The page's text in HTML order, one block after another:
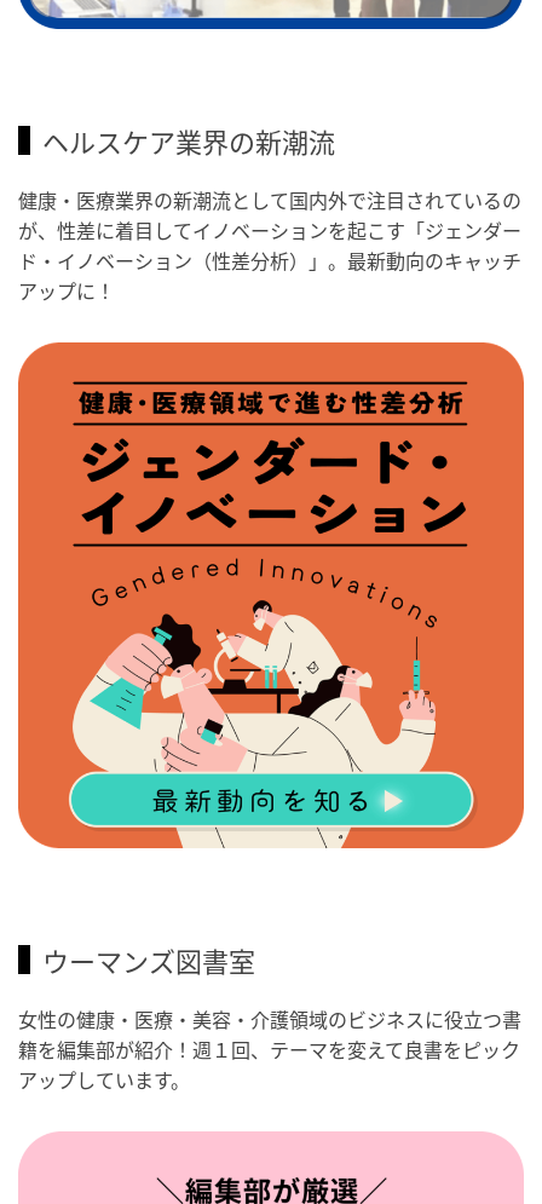
ヘルスケア業界の新潮流
健康・医療業界の新潮流として国内外で注目されているの
が、性差に着目してイノベーションを起こす「ジェンダー
ド・イノベーション（性差分析）」。最新動向のキャッチ
アップに！
ウーマンズ図書室
女性の健康・医療・美容・介護領域のビジネスに役立つ書
籍を編集部が紹介！週１回、テーマを変えて良書をピック
アップしています。